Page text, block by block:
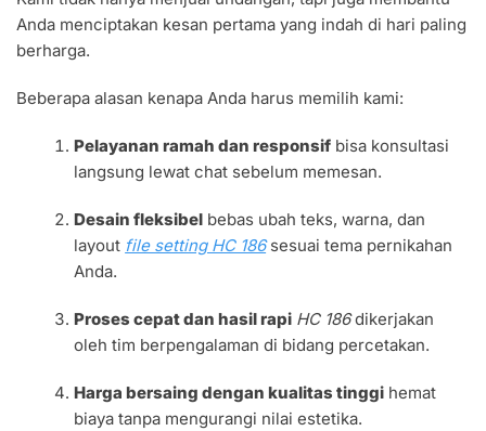
Anda menciptakan kesan pertama yang indah di hari paling
berharga.
Beberapa alasan kenapa Anda harus memilih kami:
Pelayanan ramah dan responsif bisa konsultasi
langsung lewat chat sebelum memesan.
Desain fleksibel bebas ubah teks, warna, dan
layout file setting HC 186sesuai tema pernikahan
Anda.
Proses cepat dan hasil rapi HC 186dikerjakan
oleh tim berpengalaman di bidang percetakan.
Harga bersaing dengan kualitas tinggi hemat
biaya tanpa mengurangi nilai estetika.